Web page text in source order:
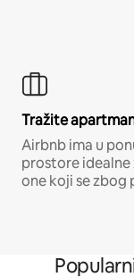
Tražite
Airbnb ima u
prostore idealne
one koji se zbog